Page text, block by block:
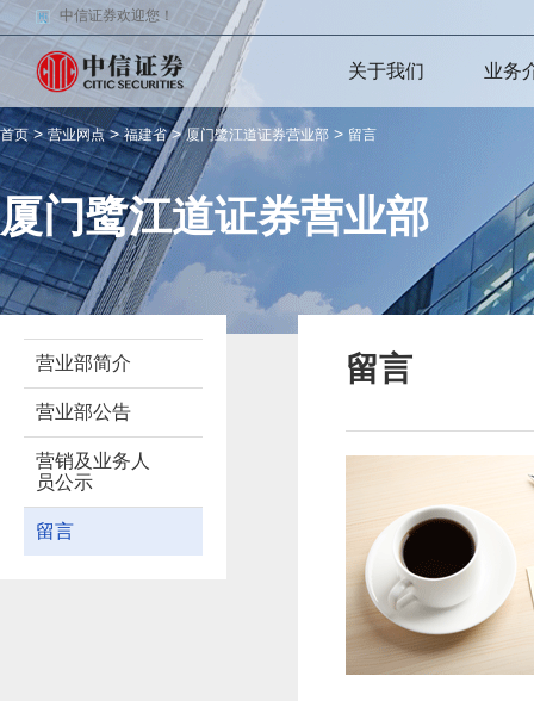
中信证券欢迎您！
关于我们 业务
首页>营业网点>福建省>厦门鹭江道证券营业部 > 留言
厦门鹭江道证券营业部
营业部简介
营业部公告
营销及业务人
员公示
留言
留言